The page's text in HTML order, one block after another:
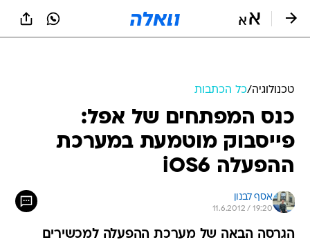
טכנולוגיה/כל הכתבות
כנס המפתחים של אפל:
פייסבוק מוטמעת במערכת
ההפעלה iOS6
אסף לבנון
11.6.2012 / 19:20
הגרסה הבאה של מערכת ההפעלה למכשירים